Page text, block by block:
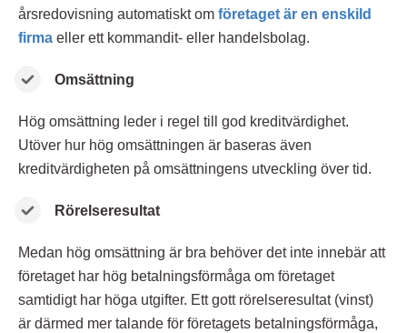
årsredovisning automatiskt om företaget är en enskild
firma eller ett kommandit- eller handelsbolag.
Omsättning
Hög omsättning leder i regel till god kreditvärdighet.
Utöver hur hög omsättningen är baseras även
kreditvärdigheten på omsättningens utveckling över tid.
Rörelseresultat
Medan hög omsättning är bra behöver det inte innebär att
företaget har hög betalningsförmåga om företaget
samtidigt har höga utgifter. Ett gott rörelseresultat (vinst)
är därmed mer talande för företagets betalningsförmåga,